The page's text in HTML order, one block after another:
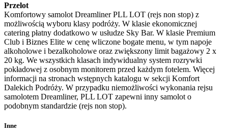
Przelot
Komfortowy samolot Dreamliner PLL LOT (rejs non stop) z
możliwością wyboru klasy podróży. W klasie ekonomicznej
catering płatny dodatkowo w usłudze Sky Bar. W klasie Premium
Club i Biznes Elite w cenę wliczone bogate menu, w tym napoje
alkoholowe i bezalkoholowe oraz zwiększony limit bagażowy 2 x
20 kg. We wszystkich klasach indywidualny system rozrywki
pokładowej z osobnym monitorem przed każdym fotelem. Więcej
informacji na stronach wstępnych katalogu w sekcji Komfort
Dalekich Podróży. W przypadku niemożliwości wykonania rejsu
samolotem Dreamliner, PLL LOT zapewni inny samolot o
podobnym standardzie (rejs non stop).
Inne